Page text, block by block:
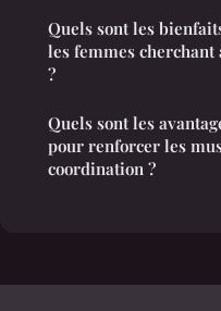
Quels sont les
les femmes
?
Quels sont les
pour renforcer les
coordination ?